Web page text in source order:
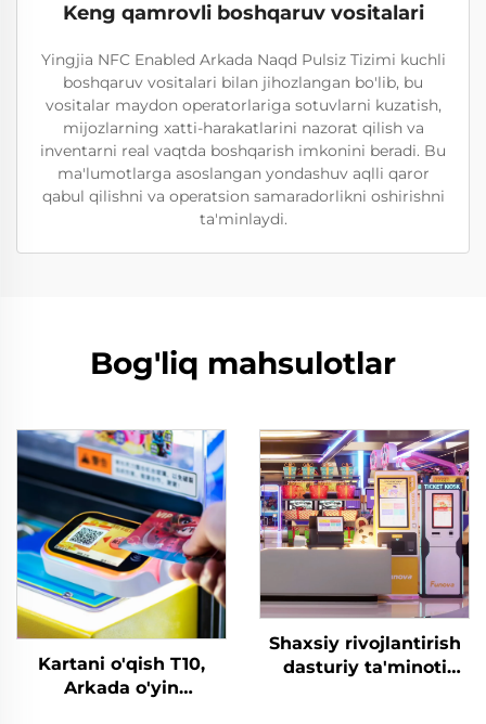
Keng qamrovli boshqaruv vositalari
Yingjia NFC Enabled Arkada Naqd Pulsiz Tizimi kuchli
boshqaruv vositalari bilan jihozlangan bo'lib, bu
vositalar maydon operatorlariga sotuvlarni kuzatish,
mijozlarning xatti-harakatlarini nazorat qilish va
inventarni real vaqtda boshqarish imkonini beradi. Bu
ma'lumotlarga asoslangan yondashuv aqlli qaror
qabul qilishni va operatsion samaradorlikni oshirishni
ta'minlaydi.
Bog'liq mahsulotlar
Kartani o'qish T10,
Arkada o'yin
Shaxsiy rivojlantirish
dasturiy ta'minoti